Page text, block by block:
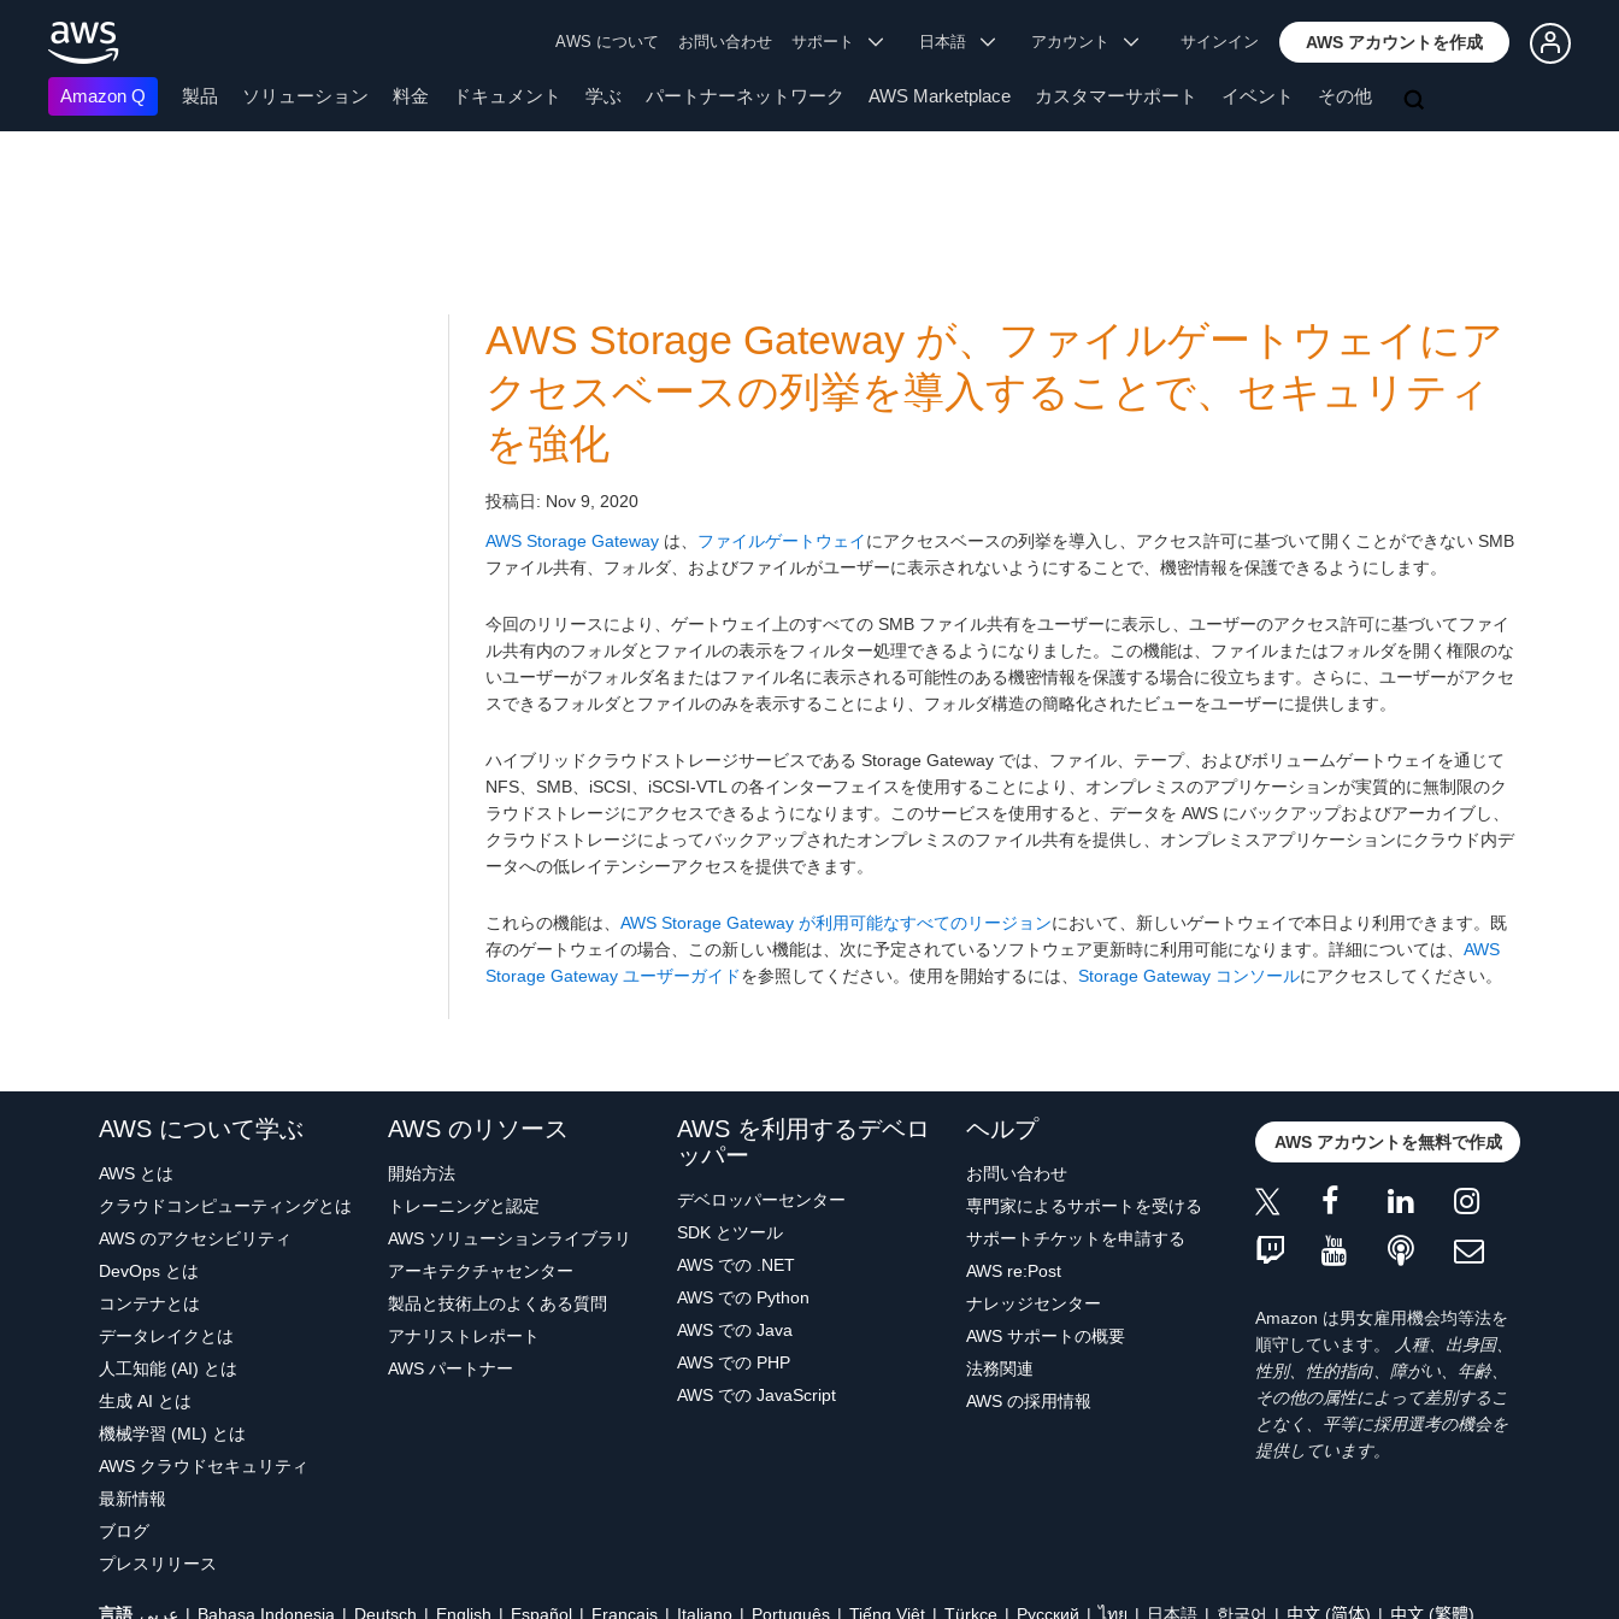
AWS について お問い合わせ サポート 日本語 アカウント サインイン AWS アカウントを作成
Amazon Q 製品 ソリューション 料金 ドキュメント 学ぶ パートナーネットワーク AWS Marketplace カスタマーサポート イベント その他
AWS Storage Gateway が、ファイルゲートウェイにア
クセスベースの列挙を導入することで、セキュリティ
を強化
投稿日: Nov 9, 2020
AWS Storage Gateway は、 ファイルゲートウェイにアクセスベースの列挙を導入し、アクセス許可に基づいて開くことができない SMB
ファイル共有、フォルダ、およびファイルがユーザーに表示されないようにすることで、機密情報を保護できるようにします。
今回のリリースにより、ゲートウェイ上のすべての SMB ファイル共有をユーザーに表示し、ユーザーのアクセス許可に基づいてファイ
ル共有内のフォルダとファイルの表示をフィルター処理できるようになりました。この機能は、ファイルまたはフォルダを開く権限のな
いユーザーがフォルダ名またはファイル名に表示される可能性のある機密情報を保護する場合に役立ちます。さらに、ユーザーがアクセ
スできるフォルダとファイルのみを表示することにより、フォルダ構造の簡略化されたビューをユーザーに提供します。
ハイブリッドクラウドストレージサービスである Storage Gateway では、ファイル、テープ、およびボリュームゲートウェイを通じて
NFS、SMB、iSCSI、iSCSI-VTL の各インターフェイスを使用することにより、オンプレミスのアプリケーションが実質的に無制限のク
ラウドストレージにアクセスできるようになります。このサービスを使用すると、データを AWS にバックアップおよびアーカイブし、
クラウドストレージによってバックアップされたオンプレミスのファイル共有を提供し、オンプレミスアプリケーションにクラウド内デ
ータへの低レイテンシーアクセスを提供できます。
これらの機能は、 AWS Storage Gateway が利用可能なすべてのリージョンにおいて、新しいゲートウェイで本日より利用できます。既
存のゲートウェイの場合、この新しい機能は、次に予定されているソフトウェア更新時に利用可能になります。詳細については、 AWS
Storage Gateway ユーザーガイドを参照してください。使用を開始するには、 Storage Gateway コンソールにアクセスしてください。
AWS について学ぶ
AWS とは
クラウドコンピューティングとは
AWS のアクセシビリティ
DevOps とは
コンテナとは
データレイクとは
人工知能 (AI) とは
生成 AI とは
機械学習 (ML) とは
AWS クラウドセキュリティ
最新情報
ブログ
プレスリリース
AWS のリソース
開始方法
トレーニングと認定
AWS ソリューションライブラリ
アーキテクチャセンター
製品と技術上のよくある質問
アナリストレポート
AWS パートナー
AWS を利用するデベロ
ッパー
デベロッパーセンター
SDK とツール
AWS での .NET
AWS での Python
AWS での Java
AWS での PHP
AWS での JavaScript
ヘルプ
お問い合わせ
専門家によるサポートを受ける
サポートチケットを申請する
AWS re:Post
ナレッジセンター
AWS サポートの概要
法務関連
AWS の採用情報
AWS アカウントを無料で作成
Amazon は男女雇用機会均等法を
順守しています。
人種、出身国、
性別、性的指向、障がい、年齢、
その他の属性によって差別するこ
となく、平等に採用選考の機会を
提供しています。
言語 عربي Bahasa Indonesia Deutsch English Español Français Italiano Português Tiếng Việt Türkçe Ρусский ไทย 日本語 한국어 中文 (简体) 中文 (繁體)